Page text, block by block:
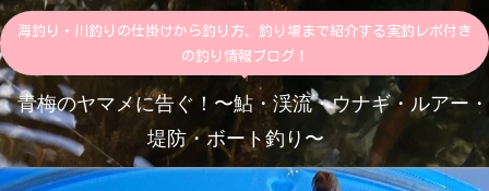
海釣り・川釣りの仕掛けから釣り方、釣り場まで紹介する実釣レポ付き
の釣り情報ブログ！
青梅のヤマメに告ぐ！〜鮎・渓流・ウナギ・ルアー・
堤防・ボート釣り〜